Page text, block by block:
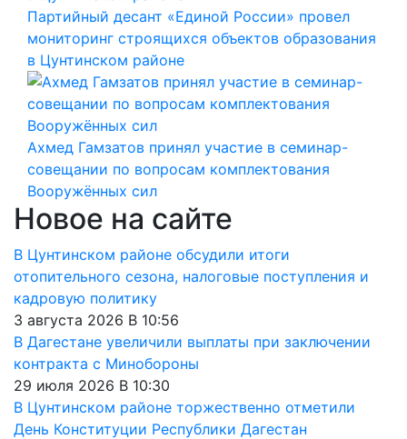
Партийный десант «Единой России» провел
мониторинг строящихся объектов образования
в Цунтинском районе
Ахмед Гамзатов принял участие в семинар-
совещании по вопросам комплектования
Вооружённых сил
Новое на сайте
В Цунтинском районе обсудили итоги
отопительного сезона, налоговые поступления и
кадровую политику
3 августа 2026 В 10:56
В Дагестане увеличили выплаты при заключении
контракта с Минобороны
29 июля 2026 В 10:30
В Цунтинском районе торжественно отметили
День Конституции Республики Дагестан